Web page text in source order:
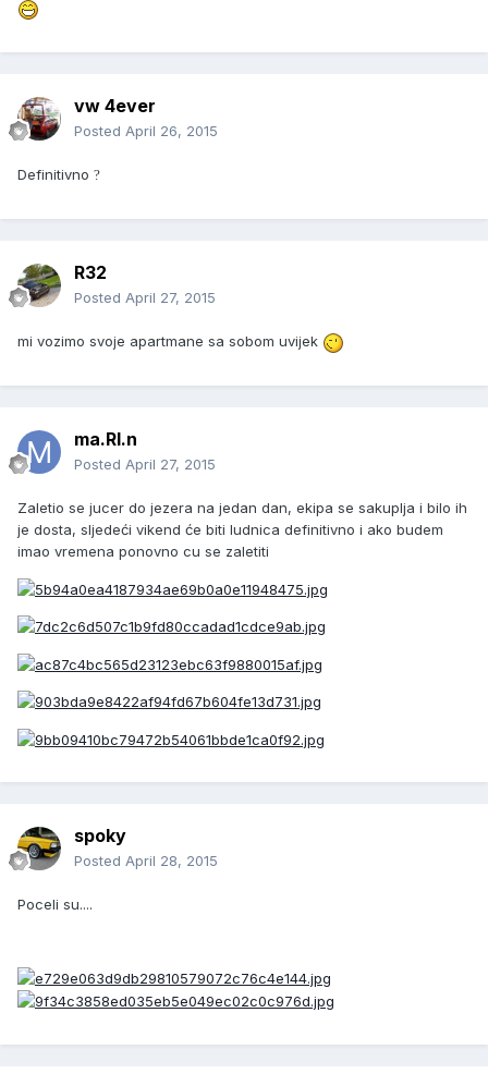
vw 4ever
Posted April 26, 2015
Definitivno ?
R32
Posted April 27, 2015
mi vozimo svoje apartmane sa sobom uvijek
ma.RI.n
Posted April 27, 2015
Zaletio se jucer do jezera na jedan dan, ekipa se sakuplja i bilo ih
je dosta, sljedeći vikend će biti ludnica definitivno i ako budem
imao vremena ponovno cu se zaletiti
spoky
Posted April 28, 2015
Poceli su....